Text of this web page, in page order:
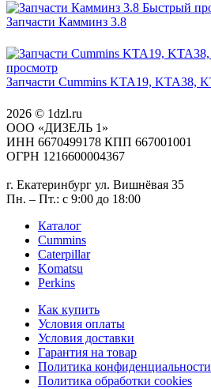
Быстрый
Запчасти Камминз 3.8
просмотр
Запчасти Cummins KTA19, KTA38,
2026 © 1dzl.ru
ООО «ДИЗЕЛЬ 1»
ИНН 6670499178 КПП 667001001
ОГРН 1216600004367
г. Екатеринбург ул. Вишнёвая 35
Пн. – Пт.: с 9:00 до 18:00
Каталог
Cummins
Caterpillar
Komatsu
Perkins
Как купить
Условия оплаты
Условия доставки
Гарантия на товар
Политика
Политика обработки cookies